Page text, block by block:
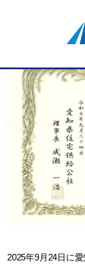
2025年9月24日に